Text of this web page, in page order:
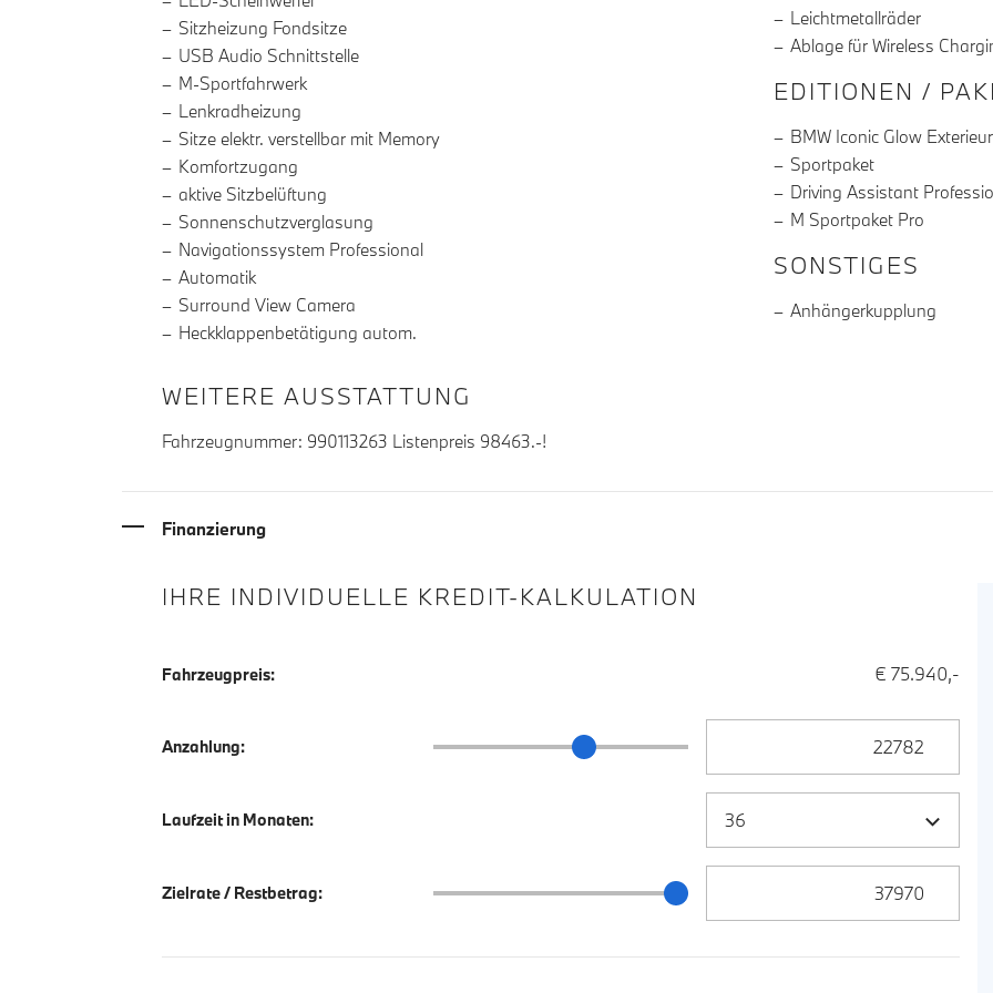
Sitzheizung Fondsitze
USB Audio Schnittstelle
M-Sportfahrwerk
Lenkradheizung
Sitze elektr. verstellbar mit Memory
Komfortzugang
aktive Sitzbelüftung
Sonnenschutzverglasung
Navigationssystem Professional
Automatik
Surround View Camera
Heckklappenbetätigung autom.
Leichtmetallräder
Ablage für Wireless
EDITIONEN /
BMW Iconic Glow
Sportpaket
Driving Assistant
M Sportpaket Pro
SONSTIGES
Anhängerkupplung
WEITERE AUSSTATTUNG
Fahrzeugnummer: 990113263 Listenpreis 98463.-!
Finanzierung
IHRE INDIVIDUELLE KREDIT-KALKULATION
Fahrzeugpreis: € 75.940,-
Anzahlung: Anzahlung Schieberegler
Laufzeit in Monaten:
Zielrate / Restbetrag: Zielrate / Restbetrag Schieberegler